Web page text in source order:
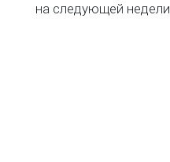
на следующей недели